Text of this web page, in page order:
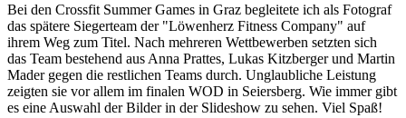
Bei den Crossfit Summer Games in Graz begleitete ich als Fotograf
das spätere Siegerteam der "Löwenherz Fitness Company" auf
ihrem Weg zum Titel. Nach mehreren Wettbewerben setzten sich
das Team bestehend aus Anna Prattes, Lukas Kitzberger und Martin
Mader gegen die restlichen Teams durch. Unglaubliche Leistung
zeigten sie vor allem im finalen WOD in Seiersberg. Wie immer gibt
es eine Auswahl der Bilder in der Slideshow zu sehen. Viel Spaß!